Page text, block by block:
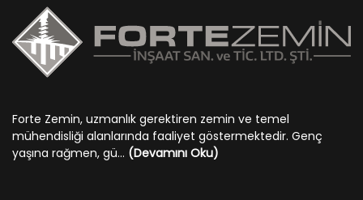
Forte Zemin, uzmanlık gerektiren zemin ve temel
mühendisliği alanlarında faaliyet göstermektedir. Genç
yaşına rağmen, gü... (Devamını Oku)